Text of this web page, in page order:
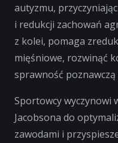
autyzmu,
i redukcji zachowań
z kolei, pomaga
mięśniowe, rozwinąć
sprawność poznawczą
Sportowcy
Jacobsona do
zawodami i